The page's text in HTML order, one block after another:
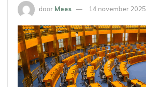
door Mees 14 november 2025